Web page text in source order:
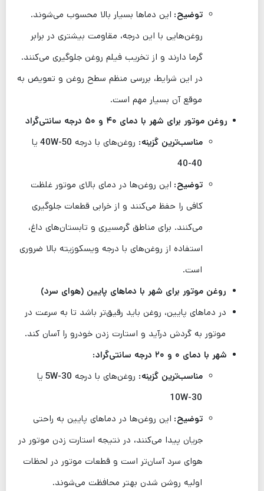
توضیح:
موقع آن بسیار مهم است.
روغن موتور برای شهر با دمای ۴۰ و ۵۰ درجه سانتی‌گراد
مناسب‌ترین گزینه: روغن‌های با درجه 40W-50
یا
40-40
توضیح:
است.
روغن موتور برای شهر با دماهای پایین (هوای سرد)
موتور به گردش درآید و استارت زدن خودرو را آسان کند.
شهر با دمای ۰ و ۲۰ درجه سانتی‌گراد:
مناسب‌ترین گزینه: روغن‌های با درجه 5W-30
یا
10W-30
توضیح:
اولیه روشن شدن بهتر محافظت می‌شوند.